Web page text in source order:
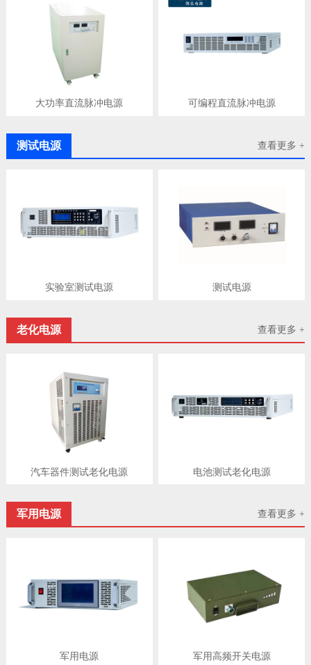
大功率直流脉冲电源 可编程直流脉冲电源
查看更多 +
测试电源
实验室测试电源 测试电源
查看更多 +
老化电源
汽车器件测试老化电源 电池测试老化电源
查看更多 +
军用电源
军用电源 军用高频开关电源